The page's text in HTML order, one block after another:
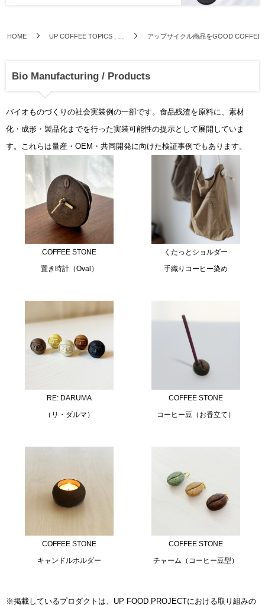
HOME UP COFFEE TOPICS , … アップサイクル商品をGOOD COFFEE
Bio Manufacturing / Products
バイオものづくりの社会実装例の一部です。食品残渣を原料に、素材
化・成形・製品化までを行った実装可能性の提示として展開していま
す。これらは量産・OEM・共同開発に向けた検証事例でもあります。
COFFEE STONE
置き時計（Oval）
くたっとショルダー
手織りコーヒー染め
RE: DARUMA
（リ・ダルマ）
COFFEE STONE
コーヒー豆（お香立て）
COFFEE STONE
キャンドルホルダー
COFFEE STONE
チャーム（コーヒー豆型）
※掲載しているプロダクトは、UP FOOD PROJECTにおける取り組みの